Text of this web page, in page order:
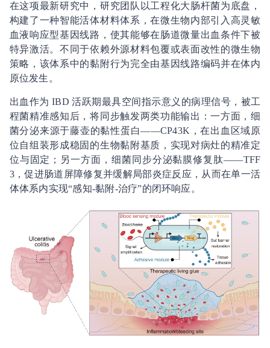
在这项最新研究中，研究团队以工程化大肠杆菌为底盘，
构建了一种智能活体材料体系，在微生物内部引入高灵敏
血液响应型基因线路，使其能够在肠道微量出血条件下被
特异激活。不同于依赖外源材料包覆或表面改性的微生物
策略，该体系中的黏附行为完全由基因线路编码并在体内
原位发生。
出血作为 IBD 活跃期最具空间指示意义的病理信号，被工
程菌精准感知后，将同步触发两类功能输出：一方面，细
菌分泌来源于藤壶的黏性蛋白——CP43K，在出血区域原
位自组装形成稳固的生物黏附基质，实现对病灶的精准定
位与固定；另一方面，细菌同步分泌黏膜修复肽——TFF
3，促进肠道屏障修复并缓解局部炎症反应，从而在单一活
体体系内实现“感知-黏附-治疗”的闭环响应。